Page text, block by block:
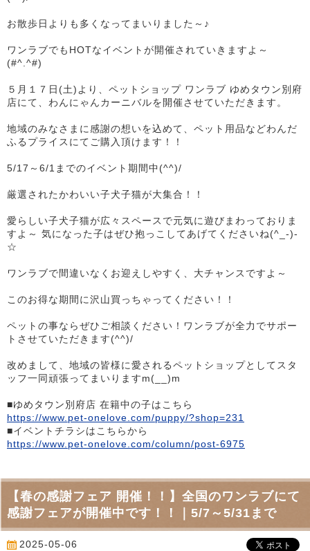
お散歩日よりも多くなってまいりました～♪
ワンラブでもHOTなイベントが開催されていきますよ～
(#^.^#)
５月１７日(土)より、ペットショップ ワンラブ ゆめタウン別府
店にて、わんにゃんカーニバルを開催させていただきます。
地域のみなさまに感謝の想いを込めて、ペット用品などわんだ
ふるプライスにてご購入頂けます！！
5/17～6/1までのイベント期間中(^^)/
厳選されたかわいい子犬子猫が大集合！！
愛らしい子犬子猫が広々スペースで元気に遊びまわっておりま
すよ～ 気になった子はぜひ抱っこしてあげてくださいね(^_-)-
☆
ワンラブで間違いなくお迎えしやすく、大チャンスですよ～
このお得な期間に沢山買っちゃってください！！
ペットの事ならぜひご相談ください！ワンラブが全力でサポー
トさせていただきます(^^)/
改めまして、地域の皆様に愛されるペットショップとしてスタ
ッフ一同頑張ってまいりますm(__)m
■ゆめタウン別府店 在籍中の子はこちら
https://www.pet-onelove.com/puppy/?shop=231
■イベントチラシはこちらから
https://www.pet-onelove.com/column/post-6975
【春の感謝フェア 開催！！】全国のワンラブにて
感謝フェアが開催中です！！｜5/7～5/31まで
2025-05-06